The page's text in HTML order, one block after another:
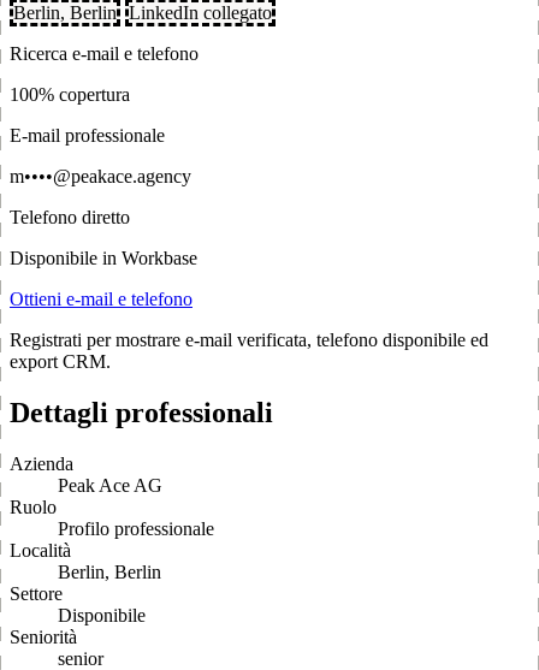
Berlin, Berlin
LinkedIn collegato
Ricerca e-mail e telefono
100% copertura
E-mail professionale
m••••@peakace.agency
Telefono diretto
Disponibile in Workbase
Ottieni e-mail e telefono
Registrati per mostrare e-mail verificata, telefono disponibile ed
export CRM.
Dettagli professionali
Azienda
Peak Ace AG
Ruolo
Profilo professionale
Località
Berlin, Berlin
Settore
Disponibile
Seniorità
senior